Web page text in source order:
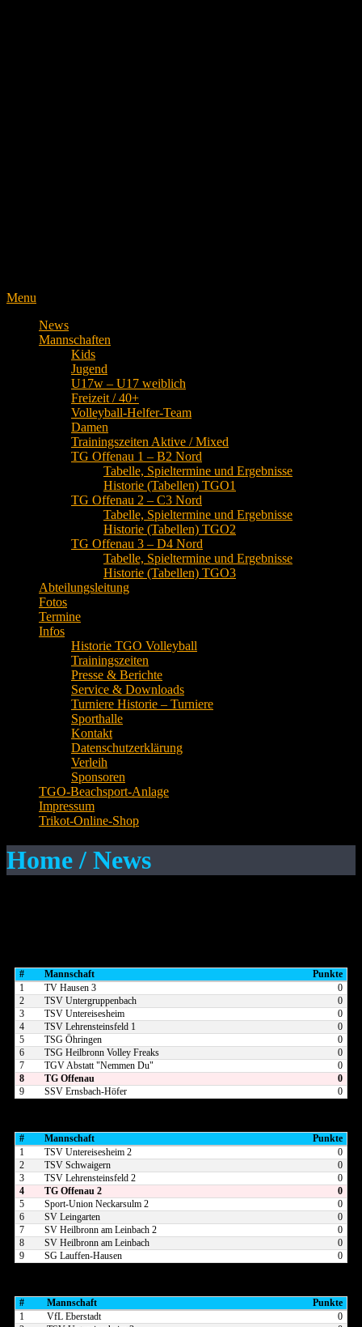
Menu
News
Mannschaften
Kids
Jugend
U17w – U17 weiblich
Freizeit / 40+
Volleyball-Helfer-Team
Damen
Trainingszeiten Aktive / Mixed
TG Offenau 1 – B2 Nord
Tabelle, Spieltermine und Ergebnisse
Historie (Tabellen) TGO1
TG Offenau 2 – C3 Nord
Tabelle, Spieltermine und Ergebnisse
Historie (Tabellen) TGO2
TG Offenau 3 – D4 Nord
Tabelle, Spieltermine und Ergebnisse
Historie (Tabellen) TGO3
Abteilungsleitung
Fotos
Termine
Infos
Historie TGO Volleyball
Trainingszeiten
Presse & Berichte
Service & Downloads
Turniere Historie – Turniere
Sporthalle
Kontakt
Datenschutzerklärung
Verleih
Sponsoren
TGO-Beachsport-Anlage
Impressum
Trikot-Online-Shop
Home / News
# Mannschaft
Punkte
1
TV Hausen 3
0
2
TSV Untergruppenbach
0
3
TSV Untereisesheim
0
4
TSV Lehrensteinsfeld 1
0
5
TSG Öhringen
0
6
TSG Heilbronn Volley Freaks
0
7
TGV Abstatt "Nemmen Du"
0
8
TG Offenau
0
9
SSV Ernsbach-Höfer 0
# Mannschaft
Punkte
1
TSV Untereisesheim 2
0
2
TSV Schwaigern
0
3
TSV Lehrensteinsfeld 2
0
4
TG Offenau 2
0
5
Sport-Union Neckarsulm 2
0
6
SV Leingarten
0
7
SV Heilbronn am Leinbach 2
0
8
SV Heilbronn am Leinbach
0
9
SG Lauffen-Hausen 0
# Mannschaft
Punkte
1
VfL Eberstadt
0